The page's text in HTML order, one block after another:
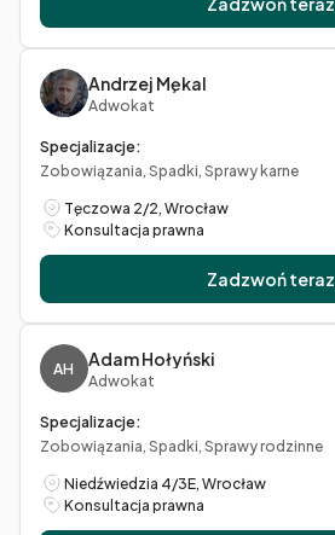
Andrzej Mękal
Adwokat
Specjalizacje:
Zobowiązania, Spadki, Sprawy karne
Tęczowa 2/2, Wrocław
Konsultacja prawna
Zadzwoń teraz
AH Adam Hołyński
Adwokat
Specjalizacje:
Zobowiązania, Spadki, Sprawy rodzinne
Niedźwiedzia 4/3E, Wrocław
Konsultacja prawna